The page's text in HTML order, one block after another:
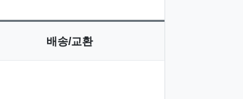
배송/교환